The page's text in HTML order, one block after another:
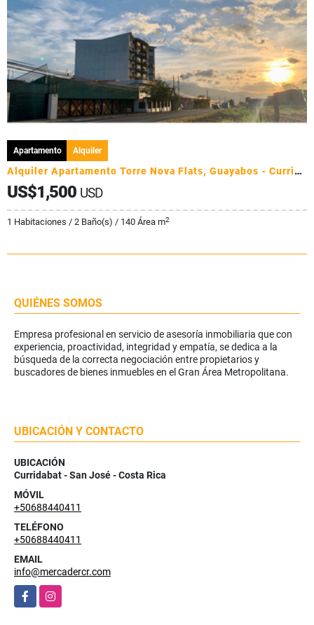
Apartamento Alquiler
Alquiler Apartamento Torre Nova Flats, Guayabos - Curridabat
US$1,500 USD
1 Habitaciones / 2 Baño(s) / 140 Área m2
QUIÉNES SOMOS
Empresa profesional en servicio de asesoría inmobiliaria que con
experiencia, proactividad, integridad y empatía, se dedica a la
búsqueda de la correcta negociación entre propietarios y
buscadores de bienes inmuebles en el Gran Área Metropolitana.
UBICACIÓN Y CONTACTO
UBICACIÓN
Curridabat - San José - Costa Rica
MÓVIL
+50688440411
TELÉFONO
+50688440411
EMAIL
info@mercadercr.com
FacebookInstagram